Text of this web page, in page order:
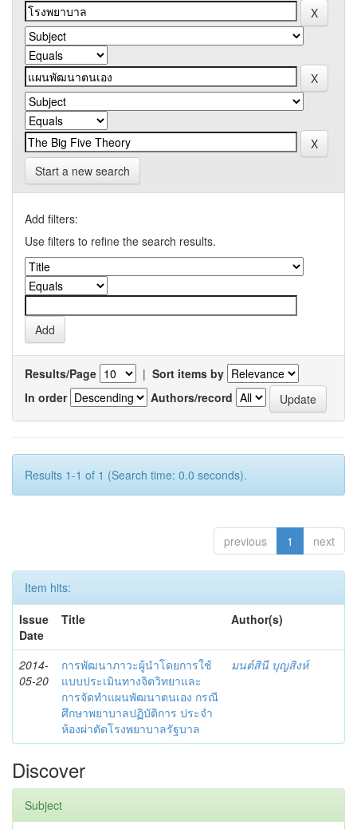
Start a new search
Add filters:
Use filters to refine the search results.
Results/Page | Sort items by
In order
Authors/record
Results 1-1 of 1 (Search time: 0.0 seconds).
previous 1 next
Item hits:
Issue
Date
Title Author(s)
2014-
05-20
การพัฒนาภาวะผู้นำโดยการใช้
แบบประเมินทางจิตวิทยาและ
การจัดทำแผนพัฒนาตนเอง กรณี
ศึกษาพยาบาลปฏิบัติการ ประจำ
ห้องผ่าตัดโรงพยาบาลรัฐบาล
มนต์สินี บุญสิงห์
Discover
Subject